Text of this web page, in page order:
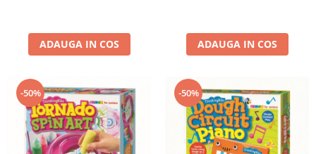
ADAUGA IN COS ADAUGA IN COS
-50% -50%